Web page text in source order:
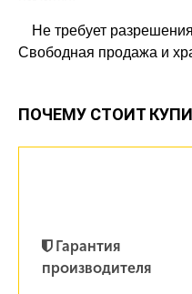
Не требует
Свободная продажа и
ПОЧЕМУ СТОИТ
Гарантия
производителя